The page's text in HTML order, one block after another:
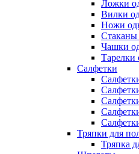
Ложки
Вилки
Ножи
Стаканы
Чашки
Тарелки
Салфетки
Тряпки для
Тряпка